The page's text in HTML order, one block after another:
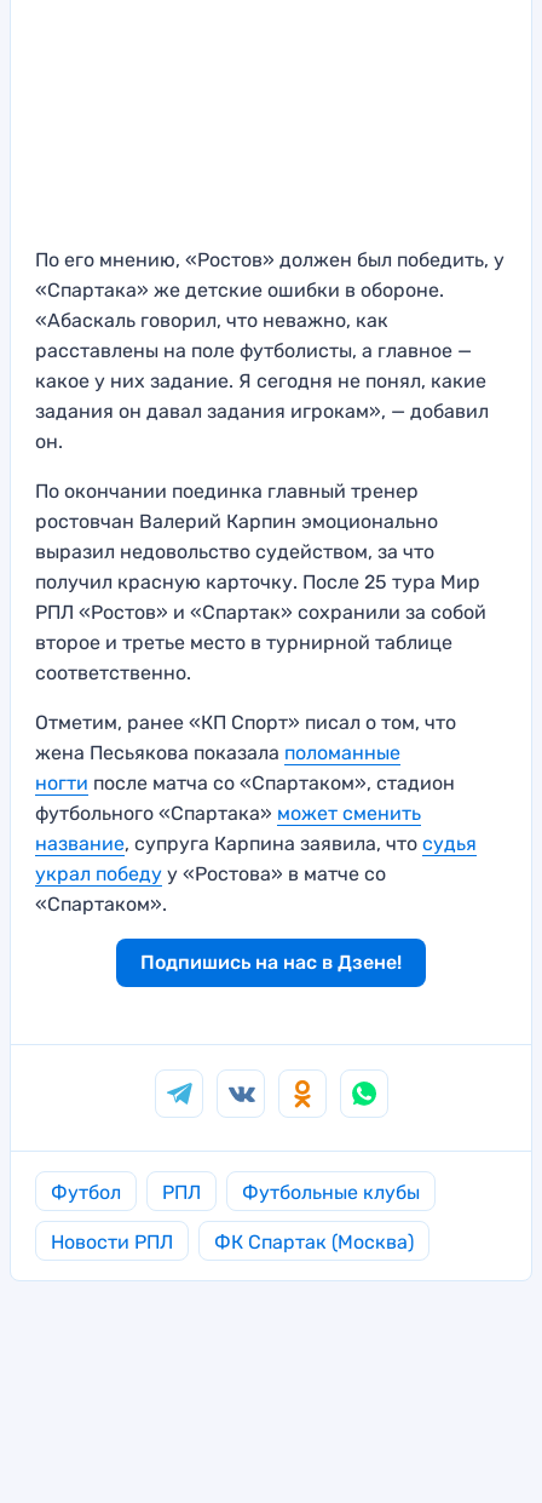
По его мнению, «Ростов» должен был победить, у
«Спартака» же детские ошибки в обороне.
«Абаскаль говорил, что неважно, как
расставлены на поле футболисты, а главное —
какое у них задание. Я сегодня не понял, какие
задания он давал задания игрокам», — добавил
он.
По окончании поединка главный тренер
ростовчан Валерий Карпин эмоционально
выразил недовольство судейством, за что
получил красную карточку. После 25 тура Мир
РПЛ «Ростов» и «Спартак» сохранили за собой
второе и третье место в турнирной таблице
соответственно.
Отметим, ранее «КП Спорт» писал о том, что
жена Песьякова показала поломанные
ногти после матча со «Спартаком», стадион
футбольного «Спартака» может сменить
название, супруга Карпина заявила, что судья
украл победу у «Ростова» в матче со
«Спартаком».
Подпишись на нас в Дзене!
Футбол РПЛ Футбольные клубы
Новости РПЛ ФК Спартак (Москва)